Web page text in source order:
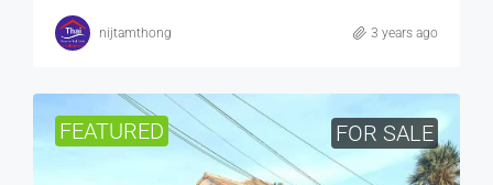
nijtamthong 3 years ago
FEATURED FOR SALE